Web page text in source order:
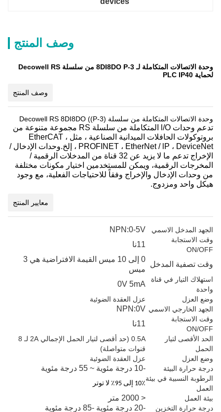
وصف المنتج
وحدة الاتصالات المتكاملة لـ 8DI8DO P-3 من سلسلة Decowell RS
لحماية PLC IP40
وصف المنتج
وحدة الاتصالات المتكاملة من سلسلة Decowell RS 8DI8DO ((P-3)
تدعم وحدات l/O المتكاملة من سلسلة RS مجموعة متنوعة من
بروتوكولات الحافلات الميدانية الصناعية ، مثل EtherCAT ،
PROFINET ، EtherNet / lP ، DeviceNet ، إلخ.وحدات الإدخال /
الإخراج تدعم ما لا يزيد عن 32 قناة من المدخلات الرقمية /
المخرجات الرقمية، ويمكن للمستخدمين اختيار مكونات مختلفة
من وحدات الإدخال والإخراج وفقاً للاحتياجات الفعلية، مع وجود
هيكل واحد ومزدوج.
معايير المنتج
الجهد المدخل الاسمي NPN:0-5V
وقت الاستجابة
ON/OFF
11نا
وقت تصفية المدخل
0 إلى 10 ميس القيمة الافتراضية هي 3
ميس
استهلاك التيار في قناة
واحدة
0V 5mA
وضع العزل
عزل العقدة الضوئية
الجهد الخارجي الاسمي
NPN:0V
وقت الاستجابة
ON/OFF
11نا
الحد الأقصى لتيار
الحمل
0.5A (حد أقصى لتيار الحمل الإجمالي 2A لـ 8
قنوات متواصلة)
وضع العزل
عزل العقدة الضوئية
درجة حرارة البيئة
الرطوبة النسبية في بيئة
العمل
10٪ إلى 95٪ لا توتر
بيئة العمل < 2000 متر
درجة حرارة التخزين